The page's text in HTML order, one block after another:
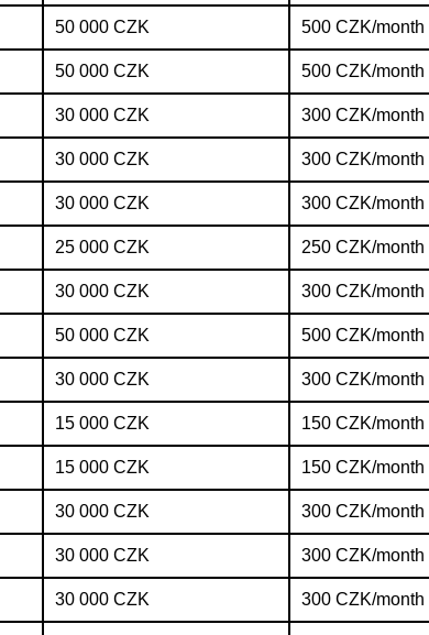
50 000 CZK 500 CZK/month
50 000 CZK 500 CZK/month
30 000 CZK 300 CZK/month
30 000 CZK 300 CZK/month
30 000 CZK 300 CZK/month
25 000 CZK 250 CZK/month
30 000 CZK 300 CZK/month
50 000 CZK 500 CZK/month
30 000 CZK 300 CZK/month
15 000 CZK 150 CZK/month
15 000 CZK 150 CZK/month
30 000 CZK 300 CZK/month
30 000 CZK 300 CZK/month
30 000 CZK 300 CZK/month